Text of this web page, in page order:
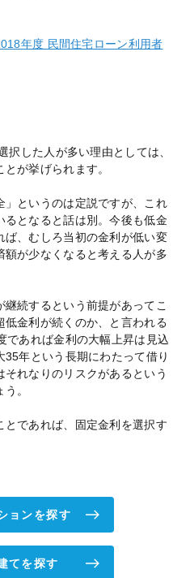
年度 民間住宅ローン利用者
択した人が多い理由としては、
が挙げられます。
」というのは定説ですが、これ
となると話は別。今後も低金
、むしろ当初の金利が低い変
が少なくなると考える人が多
続するという前提があってこ
金利が続くのか、と言われる
であれば金利の大幅上昇は見込
年という長期にわたって借り
れなりのリスクがあるという
。
とであれば、固定金利を選択す
ョンを探す
てを探す